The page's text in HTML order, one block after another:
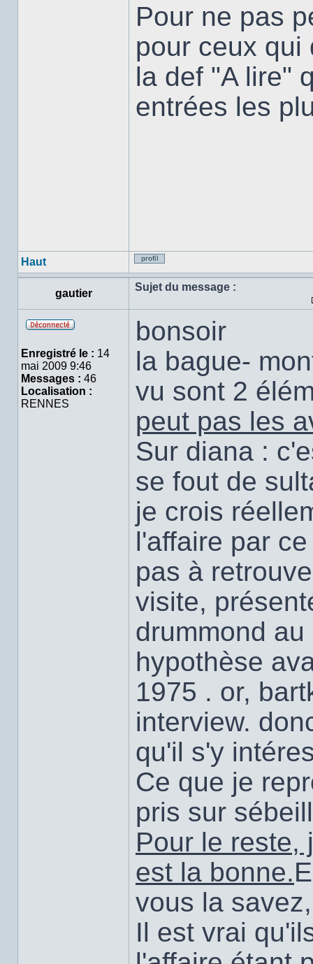
Pour ne pas
pour ceux qui
la def "A lire"
entrées les
Haut
Profil
gautier
Sujet du message :
ligne
Enregistré le : 14
mai 2009 9:46
Messages : 46
Localisation :
RENNES
bonsoir
la bague-
vu sont 2
peut pas les
Sur diana :
se fout de
je crois
l'affaire par
pas à
visite,
drummond
hypothèse
1975 . or,
interview.
qu'il s'y
Ce que je
pris sur
Pour le reste,
est la bonne.
vous la
Il est vrai